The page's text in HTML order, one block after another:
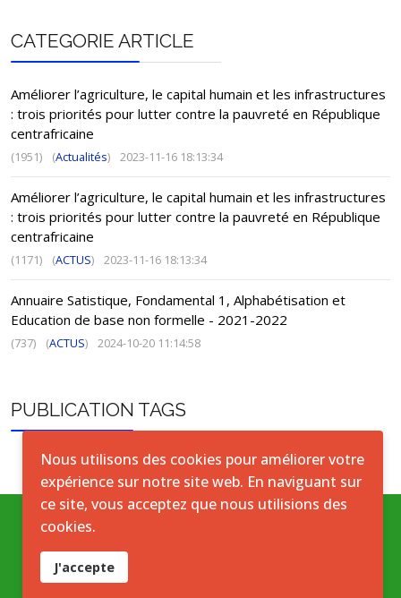
CATEGORIE ARTICLE
Améliorer l’agriculture, le capital humain et les infrastructures
: trois priorités pour lutter contre la pauvreté en République
centrafricaine
(1951) (Actualités) 2023-11-16 18:13:34
Améliorer l’agriculture, le capital humain et les infrastructures
: trois priorités pour lutter contre la pauvreté en République
centrafricaine
(1171) (ACTUS) 2023-11-16 18:13:34
Annuaire Satistique, Fondamental 1, Alphabétisation et
Education de base non formelle - 2021-2022
(737) (ACTUS) 2024-10-20 11:14:58
PUBLICATION TAGS
Accord de licence ouverte
Nous utilisons des cookies pour améliorer votre
expérience sur notre site web. En naviguant sur
ce site, vous acceptez que nous utilisions des
cookies.
J'accepte